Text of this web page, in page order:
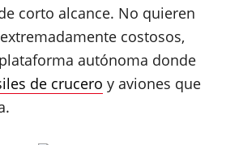
corto alcance. No quieren
costosos,
autónoma donde
de crucero y aviones que